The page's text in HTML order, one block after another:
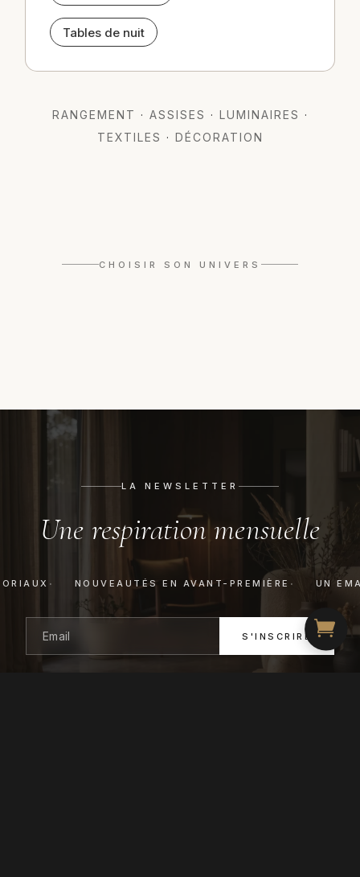
Tables de nuit
RANGEMENT · ASSISES · LUMINAIRES ·
TEXTILES · DÉCORATION
CHOISIR SON UNIVERS
Organique
Graphique
LA NEWSLETTER
Une respiration mensuelle
NOUVEAUTÉS EN AVANT-PREMIÈRE UN
S'INSCRIRE